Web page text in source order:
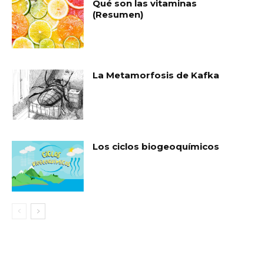
Qué son las vitaminas
(Resumen)
La Metamorfosis de Kafka
Los ciclos biogeoquímicos